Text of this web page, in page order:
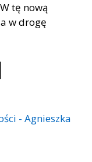
tę nową
w drogę
- Agnieszka